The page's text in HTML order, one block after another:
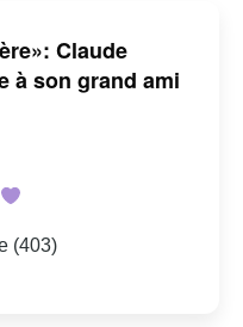
Claude
à son grand ami
(403)